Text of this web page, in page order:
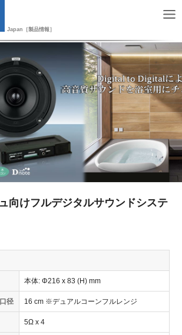
Japan［製品情報］
向けフルデジタルサウンドシステ
本体: Φ216 x 83 (H) mm
径 16 cm ※デュアルコーンフルレンジ
5Ω x 4